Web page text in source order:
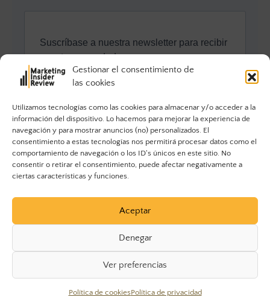
Gestionar el consentimiento de
las cookies
Utilizamos tecnologías como las cookies para almacenar y/o acceder a la
información del dispositivo. Lo hacemos para mejorar la experiencia de
navegación y para mostrar anuncios (no) personalizados. El
consentimiento a estas tecnologías nos permitirá procesar datos como el
comportamiento de navegación o los ID's únicos en este sitio. No
consentir o retirar el consentimiento, puede afectar negativamente a
ciertas características y funciones.
Aceptar
Denegar
Ver preferencias
Política de cookiesPolítica de privacidad
© 2023 Marketing Insider Review. Todos los derechos